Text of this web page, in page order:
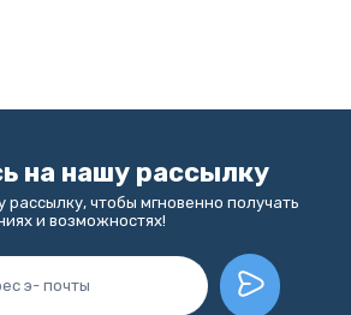
на нашу рассылку
чтобы мгновенно получать
и возможностях!